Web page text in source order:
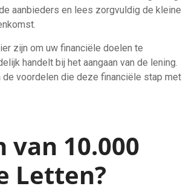
aanbieders en lees zorgvuldig de kleine
zijn om uw financiële doelen te
handelt bij het aangaan van de lening.
voordelen die deze financiële stap met
van 10.000
Letten?